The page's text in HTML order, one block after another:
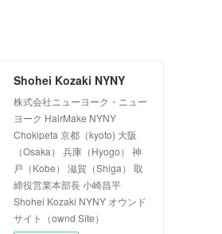
Shohei Kozaki NYNY
株式会社ニューヨーク・ニュー
ヨーク HairMake NYNY
Chokipeta 京都（kyoto) 大阪
（Osaka） 兵庫（Hyogo） 神
戸（Kobe） 滋賀（Shiga） 取
締役営業本部長 小崎昌平
Shohei Kozaki NYNY オウンド
サイト（ownd Site）